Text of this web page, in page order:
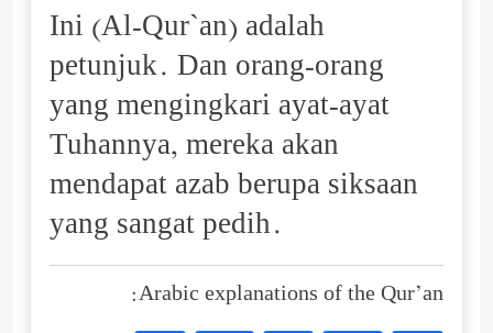
Ini (Al-Qur`an) adalah
petunjuk. Dan orang-orang
yang mengingkari ayat-ayat
Tuhannya, mereka akan
mendapat azab berupa siksaan
yang sangat pedih.
Arabic explanations of the Qur’an: